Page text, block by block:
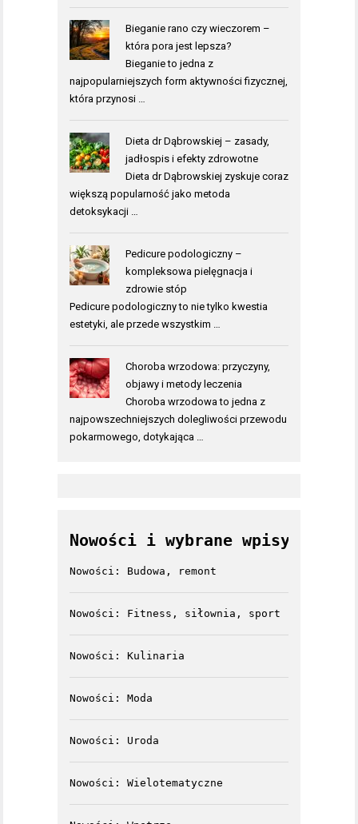
Bieganie rano czy wieczorem –
która pora jest lepsza?
Bieganie to jedna z
najpopularniejszych form aktywności fizycznej,
która przynosi …
Dieta dr Dąbrowskiej – zasady,
jadłospis i efekty zdrowotne
Dieta dr Dąbrowskiej zyskuje coraz
większą popularność jako metoda
detoksykacji …
Pedicure podologiczny –
kompleksowa pielęgnacja i
zdrowie stóp
Pedicure podologiczny to nie tylko kwestia
estetyki, ale przede wszystkim …
Choroba wrzodowa: przyczyny,
objawy i metody leczenia
Choroba wrzodowa to jedna z
najpowszechniejszych dolegliwości przewodu
pokarmowego, dotykająca …
Nowości i wybrane wpisy
Nowości: Budowa, remont
Nowości: Fitness, siłownia, sport
Nowości: Kulinaria
Nowości: Moda
Nowości: Uroda
Nowości: Wielotematyczne